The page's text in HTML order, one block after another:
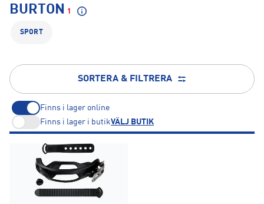
BURTON 1
SPORT
SORTERA & FILTRERA
Finns i lager online
Finns i lager i butikVÄLJ BUTIK